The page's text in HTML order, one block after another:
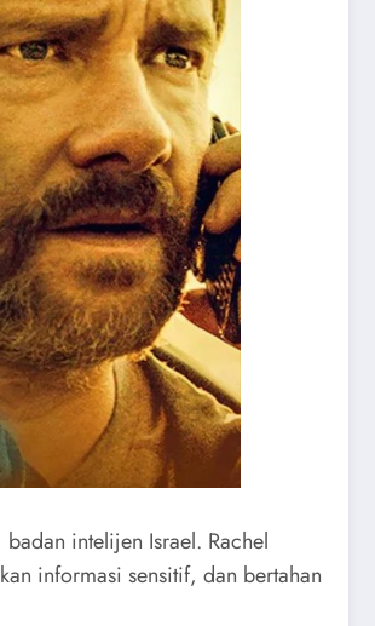
intelijen Israel. Rachel
informasi sensitif, dan bertahan